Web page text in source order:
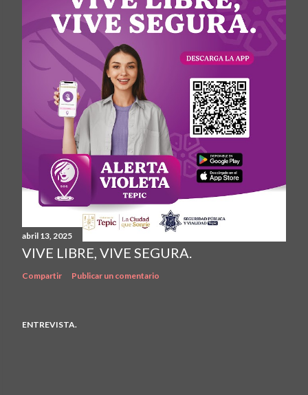
abril 13, 2025
VIVE LIBRE, VIVE SEGURA.
Compartir Publicar un comentario
ENTREVISTA.